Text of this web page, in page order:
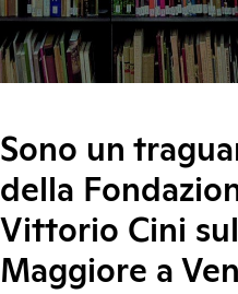
Sono un
della
Vittorio Cini
Maggiore a